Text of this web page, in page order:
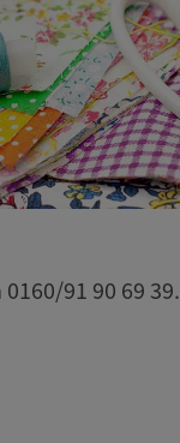
91 90 69 39.